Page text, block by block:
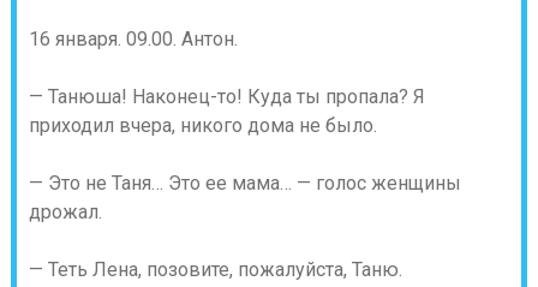
16 января. 09.00. Антон.
— Танюша! Наконец-то! Куда ты пропала? Я
приходил вчера, никого дома не было.
— Это не Таня… Это ее мама… — голос женщины
дрожал.
— Теть Лена, позовите, пожалуйста, Таню.